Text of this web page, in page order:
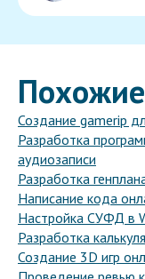
Создание gamerip
Разработка
аудиозаписи
Разработка
Написание кода
Настройка СУФД в
Разработка
Создание 3D игр